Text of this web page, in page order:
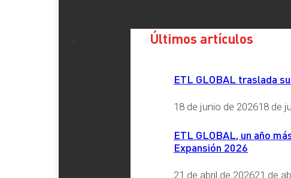
Últimos artículos
ETL GLOBAL traslada
18 de junio de 202618 de
ETL GLOBAL, un año
Expansión 2026
21 de abril de 202621 de